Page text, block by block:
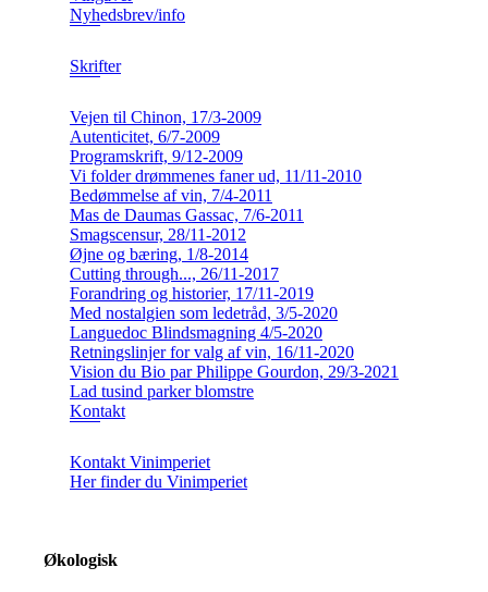
Nyhedsbrev/info
Skrifter
Vejen til Chinon, 17/3-2009
Autenticitet, 6/7-2009
Programskrift, 9/12-2009
Vi folder drømmenes faner ud, 11/11-2010
Bedømmelse af vin, 7/4-2011
Mas de Daumas Gassac, 7/6-2011
Smagscensur, 28/11-2012
Øjne og bæring, 1/8-2014
Cutting through..., 26/11-2017
Forandring og historier, 17/11-2019
Med nostalgien som ledetråd, 3/5-2020
Languedoc Blindsmagning 4/5-2020
Retningslinjer for valg af vin, 16/11-2020
Vision du Bio par Philippe Gourdon, 29/3-2021
Lad tusind parker blomstre
Kontakt
Kontakt Vinimperiet
Her finder du Vinimperiet
Økologisk